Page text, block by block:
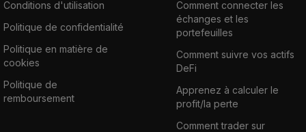
Conditions d'utilisation
Politique de confidentialité
Politique en matière de
cookies
Politique de
remboursement
Comment connecter les
échanges et les
portefeuilles
Comment suivre vos actifs
DeFi
Apprenez à calculer le
profit/la perte
Comment trader sur